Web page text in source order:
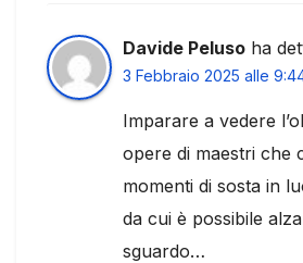
Davide Peluso ha
3 Febbraio 2025 alle
Imparare a vedere
opere di maestri che
momenti di sosta in
da cui è possibile
sguardo…